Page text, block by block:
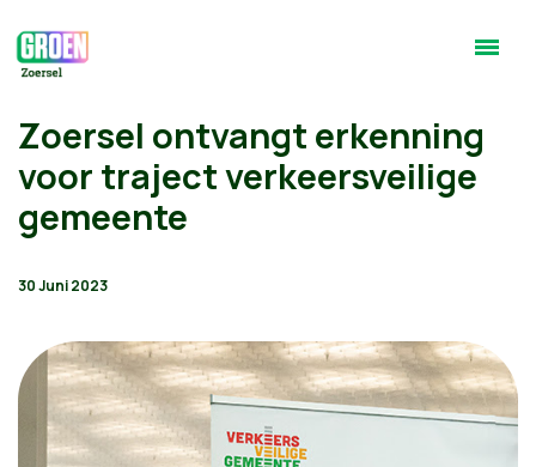
Zoersel ontvangt erkenning
voor traject verkeersveilige
gemeente
30 Juni 2023